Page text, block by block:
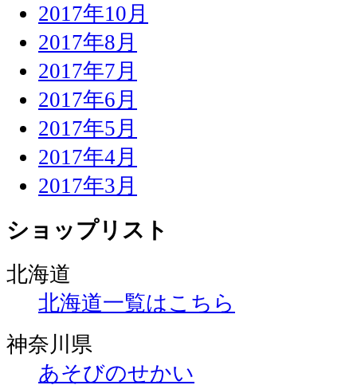
2017年10月
2017年8月
2017年7月
2017年6月
2017年5月
2017年4月
2017年3月
ショップリスト
北海道
北海道一覧はこちら
神奈川県
あそびのせかい